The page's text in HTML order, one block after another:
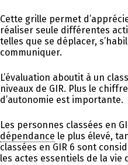
Cette grille permet
réaliser seule différentes
telles que se déplacer,
communiquer.
L’évaluation aboutit à un
niveaux de GIR. Plus le
d’autonomie est importante.
Les personnes classées en
dépendance le plus élevé,
classées en GIR 6 sont
les actes essentiels de la vie